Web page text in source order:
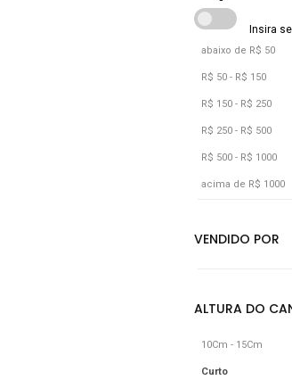
abaixo de R$ 50
R$ 50 - R$ 150
R$ 150 - R$ 250
R$ 250 - R$ 500
R$ 500 - R$ 1000
acima de R$ 1000
10Cm - 15Cm
Curto